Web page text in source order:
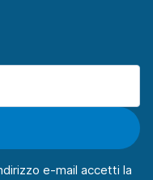
e-mail accetti la